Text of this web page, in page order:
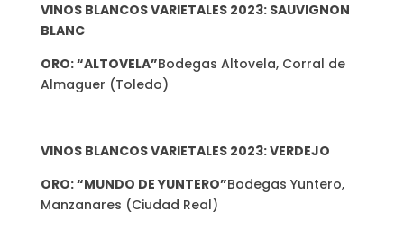
VINOS BLANCOS VARIETALES 2023: SAUVIGNON
BLANC
ORO: “ALTOVELA”Bodegas Altovela, Corral de
Almaguer (Toledo)
VINOS BLANCOS VARIETALES 2023: VERDEJO
ORO: “MUNDO DE YUNTERO”Bodegas Yuntero,
Manzanares (Ciudad Real)